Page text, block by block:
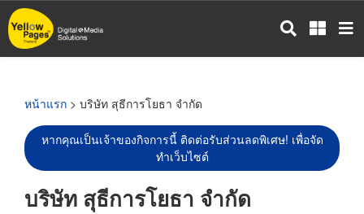
ข้าม
ไป
หน้าแรก > บริษัท สุธีการโยธา จำกัด
หากคุณเป็นเจ้าของกิจการนี้ ติดต่อรับส่วนลดพิเศษ! เพื่อจัด
ทำเว็บไซต์
บริษัท สุธีการโยธา จำกัด